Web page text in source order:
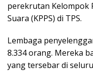
perekrutan Kelompok
Suara (KPPS) di TPS.
Lembaga
8.334 orang. Mereka
yang tersebar di